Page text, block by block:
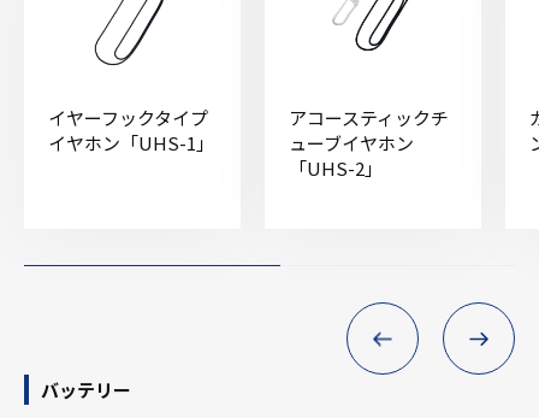
イヤーフックタイプ
イヤホン「UHS-1」
アコースティックチ
ューブイヤホン
「UHS-2」
バッテリー